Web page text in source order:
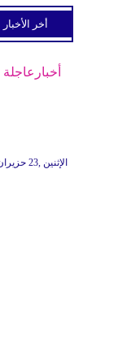
من لايبزيغ حتى 2033
أخر الأخبار
أخبارعاجلة
02:06 2014 الإثنين ,23 حزيران / يونيو